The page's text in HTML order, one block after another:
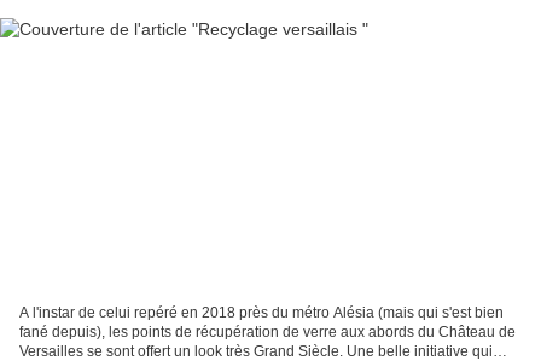
A l'instar de celui repéré en 2018 près du métro Alésia (mais qui s'est bien
fané depuis), les points de récupération de verre aux abords du Château de
Versailles se sont offert un look très Grand Siècle. Une belle initiative qui